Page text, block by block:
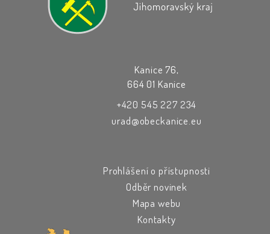
Kanice 76,
664 01 Kanice
+420 545 227 234
urad@obeckanice.eu
Prohlášení o přístupnosti
Odběr novinek
Mapa webu
Kontakty